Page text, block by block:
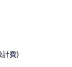
計費)